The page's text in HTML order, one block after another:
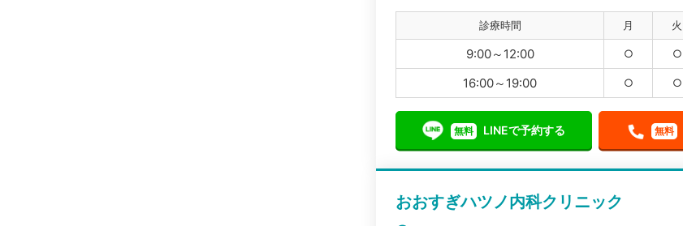
診療時間 月 火
9:00～12:00 ○ ○
16:00～19:00 ○ ○
無料 LINEで予約する 無料
おおすぎハツノ内科クリニック